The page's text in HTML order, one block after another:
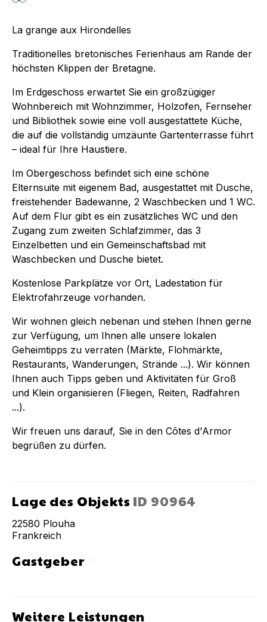
La grange aux Hirondelles
Traditionelles bretonisches Ferienhaus am Rande der
höchsten Klippen der Bretagne.
Im Erdgeschoss erwartet Sie ein großzügiger
Wohnbereich mit Wohnzimmer, Holzofen, Fernseher
und Bibliothek sowie eine voll ausgestattete Küche,
die auf die vollständig umzäunte Gartenterrasse führt
– ideal für Ihre Haustiere.
Im Obergeschoss befindet sich eine schöne
Elternsuite mit eigenem Bad, ausgestattet mit Dusche,
freistehender Badewanne, 2 Waschbecken und 1 WC.
Auf dem Flur gibt es ein zusätzliches WC und den
Zugang zum zweiten Schlafzimmer, das 3
Einzelbetten und ein Gemeinschaftsbad mit
Waschbecken und Dusche bietet.
Kostenlose Parkplätze vor Ort, Ladestation für
Elektrofahrzeuge vorhanden.
Wir wohnen gleich nebenan und stehen Ihnen gerne
zur Verfügung, um Ihnen alle unsere lokalen
Geheimtipps zu verraten (Märkte, Flohmärkte,
Restaurants, Wanderungen, Strände ...). Wir können
Ihnen auch Tipps geben und Aktivitäten für Groß
und Klein organisieren (Fliegen, Reiten, Radfahren
...).
Wir freuen uns darauf, Sie in den Côtes d'Armor
begrüßen zu dürfen.
Lage des Objekts ID 90964
22580 Plouha
Frankreich
Gastgeberchevron_right
Weitere Leistungen